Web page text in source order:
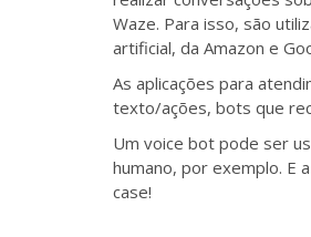
Waze. Para isso, são
artificial, da Amazon e
As aplicações para
texto/ações, bots que
Um voice bot pode ser
humano, por exemplo. E
case!